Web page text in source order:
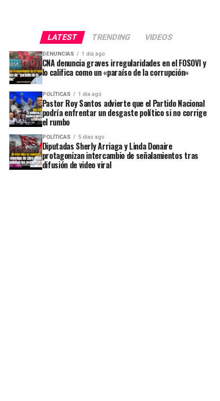
LATEST TRENDING VIDEOS
DENUNCIAS 1 día ago
CNA denuncia graves irregularidades en el FOSOVI y
lo califica como un «paraíso de la corrupción»
POLÍTICAS 1 día ago
Pastor Roy Santos advierte que el Partido Nacional
podría enfrentar un desgaste político si no corrige
el rumbo
POLÍTICAS 5 días ago
Diputadas Sherly Arriaga y Linda Donaire
protagonizan intercambio de señalamientos tras
difusión de video viral